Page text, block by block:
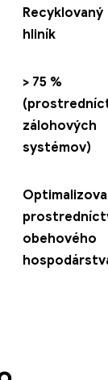
Recyklovaný
hliník
> 75 %
zálohových
systémov)
obehového